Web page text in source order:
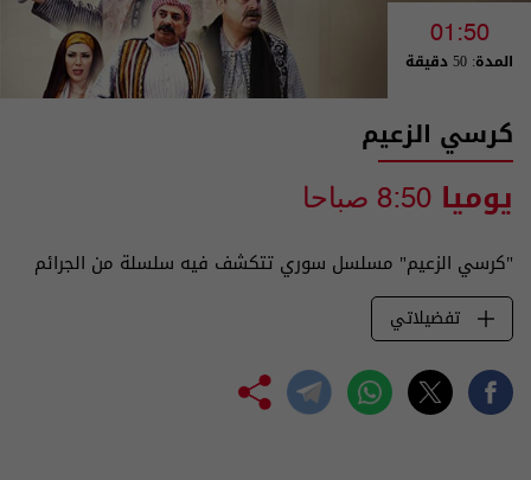
01:50
المدة: 50 دقيقة
كرسي الزعيم
يوميا 8:50 صباحا
"كرسي الزعيم" مسلسل سوري تتكشف فيه سلسلة من الجرائم
تفضيلاتي